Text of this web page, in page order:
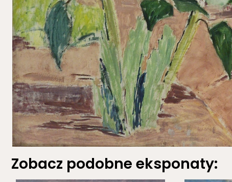
Zobacz podobne eksponaty: